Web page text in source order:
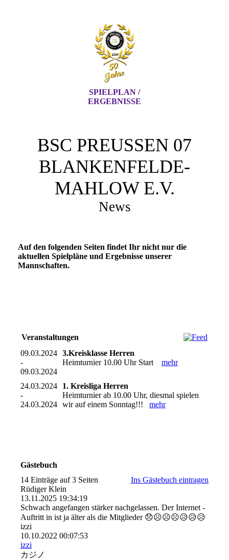
SPIELPLAN /
ERGEBNISSE
BSC PREUSSEN 07 B
LANKENFELDE-M
AHLOW E.V.
News
Auf den folgenden Seiten findet Ihr nicht nur die
aktuellen Spielpläne und Ergebnisse unserer
Mannschaften.
Veranstaltungen
09.03.2024
-
09.03.2024
3.Kreisklasse Herren
Heimturnier 10.00 Uhr Start mehr
24.03.2024
-
24.03.2024
1. Kreisliga Herren
Heimturnier ab 10.00 Uhr, diesmal spielen
wir auf einem Sonntag!!! mehr
Gästebuch
14 Einträge auf 3 Seiten
Ins Gästebuch eintragen
Rüdiger Klein
13.11.2025 19:34:19
Schwach angefangen stärker nachgelassen. Der Internet -
Auftritt in ist ja älter als die Mitglieder 😞☹️☹️☹️😥😥😥
izzi
10.10.2022 00:07:53
izzi
カジノ